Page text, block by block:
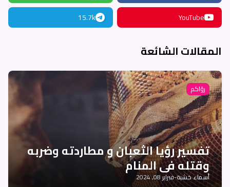
YouTube
15.7k
المقالات الشائعة
رؤاكم
تفسير رؤيا الثعبان و مطاردته وضربه
وقتله في المنام
أسماء خشبة-فبراير 08, 2024